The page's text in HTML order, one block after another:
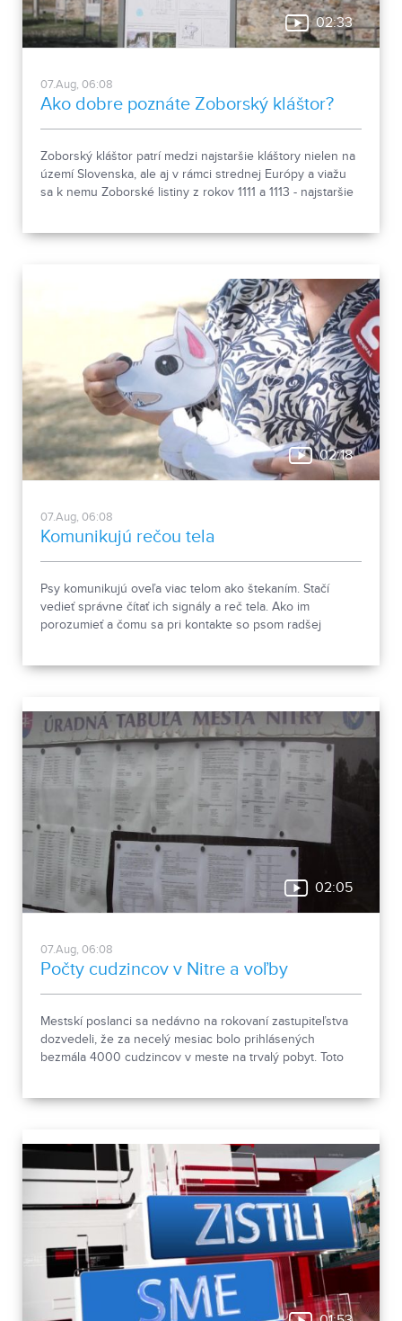
02:33
07.Aug, 06:08
Ako dobre poznáte Zoborský kláštor?
Zoborský kláštor patrí medzi najstaršie kláštory nielen na
území Slovenska, ale aj v rámci strednej Európy a viažu
sa k nemu Zoborské listiny z rokov 1111 a 1113 - najstaršie
02:18
07.Aug, 06:08
Komunikujú rečou tela
Psy komunikujú oveľa viac telom ako štekaním. Stačí
vedieť správne čítať ich signály a reč tela. Ako im
porozumieť a čomu sa pri kontakte so psom radšej
02:05
07.Aug, 06:08
Počty cudzincov v Nitre a voľby
Mestskí poslanci sa nedávno na rokovaní zastupiteľstva
dozvedeli, že za necelý mesiac bolo prihlásených
bezmála 4000 cudzincov v meste na trvalý pobyt. Toto